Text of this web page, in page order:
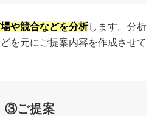
や競合などを分析します。分析
を元にご提案内容を作成させて
③ご提案